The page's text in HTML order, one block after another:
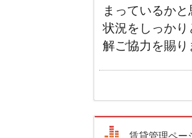
まっているか
状況をしっか
解ご協力を賜
賃貸管理ペー